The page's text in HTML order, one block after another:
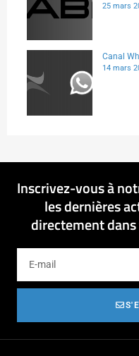
25 mars
Canal
14 mars
Inscrivez-vous à
les dernières
directement